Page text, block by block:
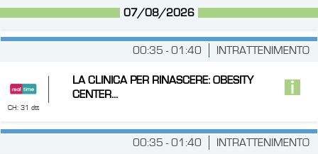
07/08/2026
INTRATTENIMENTO
00:35 - 01:40
CH: 31 dtt
LA CLINICA PER RINASCERE: OBESITY
CENTER...
INTRATTENIMENTO
00:35 - 01:40